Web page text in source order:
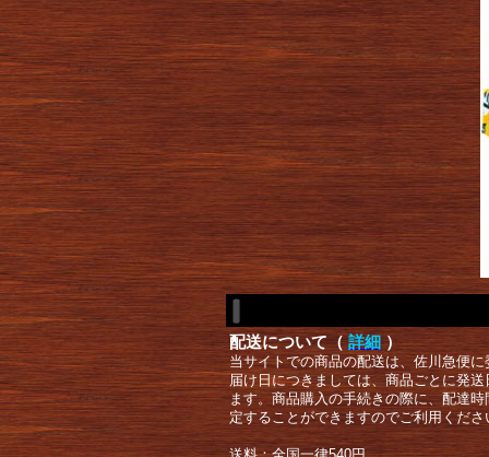
配送について（ 詳細 ）
当サイトでの商品の配送は、佐川急便
届け日につきましては、商品ごとに発
ます。商品購入の手続きの際に、配達
定することができますのでご利用くださ